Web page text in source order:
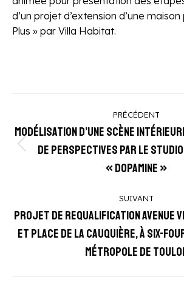
d’un projet d’extension d’une
Plus » par Villa Habitat.
de
commentaire
PRÉCÉDENT
Onglet
précédent
Modélisation d’une scène
de perspectives par le Studio
« Dopamine »
SUIVANT
Projets
similaires
Projet de requalification Avenue
et Place de la Cauquière, à Six-
Métropole de